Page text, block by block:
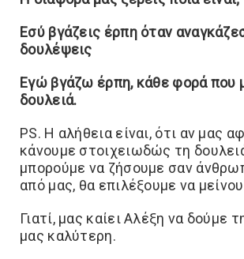
Εσύ βγάζεις έρπη όταν
δουλέψεις
Εγώ βγάζω έρπη, κάθε φορά που
δουλειά.
PS. Η αλήθεια είναι, ότι αν μας
κάνουμε στοιχειωδώς τη
μπορούμε να ζήσουμε σαν
από μας, θα επιλέξουμε να
Γιατί, μας καίει Αλέξη να δούμε
μας καλύτερη.